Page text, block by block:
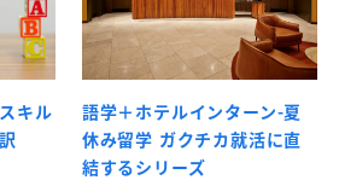
キル
語学＋ホテルインターン-夏
休み留学 ガクチカ就活に直
結するシリーズ